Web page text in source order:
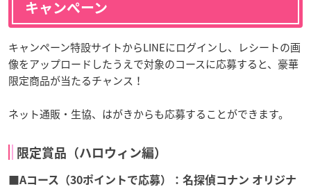
キャンペーン
キャンペーン特設サイトからLINEにログインし、レシートの画
像をアップロードしたうえで対象のコースに応募すると、豪華
限定商品が当たるチャンス！
ネット通販・生協、はがきからも応募することができます。
限定賞品（ハロウィン編）
■Aコース（30ポイントで応募）：名探偵コナン オリジナ